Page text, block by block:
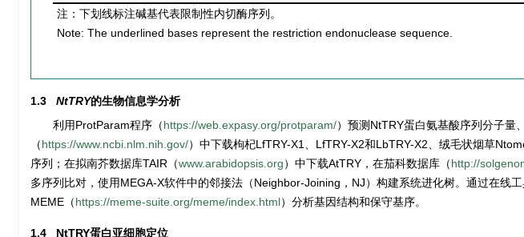
注：下划线标注碱基代表限制性内切酶序列。
Note: The underlined bases represent the restriction endonuclease sequence.
1.3 NtTRY的生物信息学分析
利用ProtParam程序（https://web.expasy.org/protparam/）预测NtTRY蛋白氨基酸序列分子量
（https://www.ncbi.nlm.nih.gov/）中下载枸杞LfTRY-X1、LfTRY-X2和LbTRY-X2、绒毛状烟草
序列；在拟南芥数据库TAIR（www.arabidopsis.org）中下载AtTRY，在茄科数据库（http://
多序列比对，使用MEGA-X软件中的邻接法（Neighbor-Joining，NJ）构建系统进化树。通过在线工
MEME（https://meme-suite.org/meme/index.html）分析基因结构和保守基序。
1.4 NtTRY蛋白亚细胞定位